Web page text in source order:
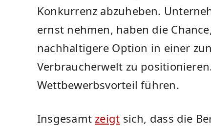
Konkurrenz abzuheben.
ernst nehmen, haben die
nachhaltigere⁢ Option in einer
Verbraucherwelt zu
Wettbewerbsvorteil führen.
Insgesamt zeigt ​sich, dass die